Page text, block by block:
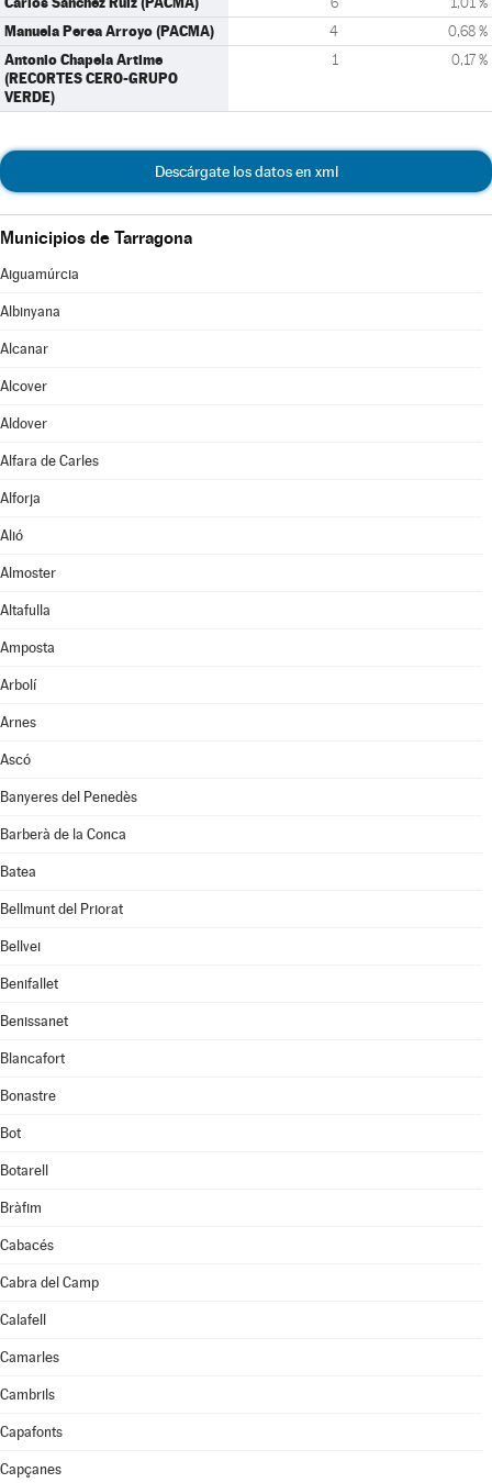
Manuela Perea Arroyo (PACMA) 4 0,68 %
Antonio Chapela Artime
(RECORTES CERO-GRUPO
VERDE)
1 0,17 %
Descárgate los datos en xml
Municipios de Tarragona
Aiguamúrcia
Albinyana
Alcanar
Alcover
Aldover
Alfara de Carles
Alforja
Alió
Almoster
Altafulla
Amposta
Arbolí
Arnes
Ascó
Banyeres del Penedès
Barberà de la Conca
Batea
Bellmunt del Priorat
Bellvei
Benifallet
Benissanet
Blancafort
Bonastre
Bot
Botarell
Bràfim
Cabacés
Cabra del Camp
Calafell
Camarles
Cambrils
Capafonts
Capçanes